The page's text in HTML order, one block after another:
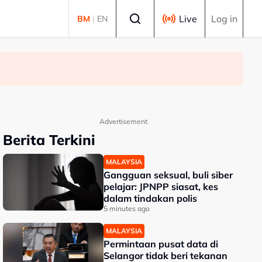
BM | EN Live Log in
Advertisement
Berita Terkini
MALAYSIA
Gangguan seksual, buli siber
pelajar: JPNPP siasat, kes
dalam tindakan polis
5 minutes ago
MALAYSIA
Permintaan pusat data di
Selangor tidak beri tekanan